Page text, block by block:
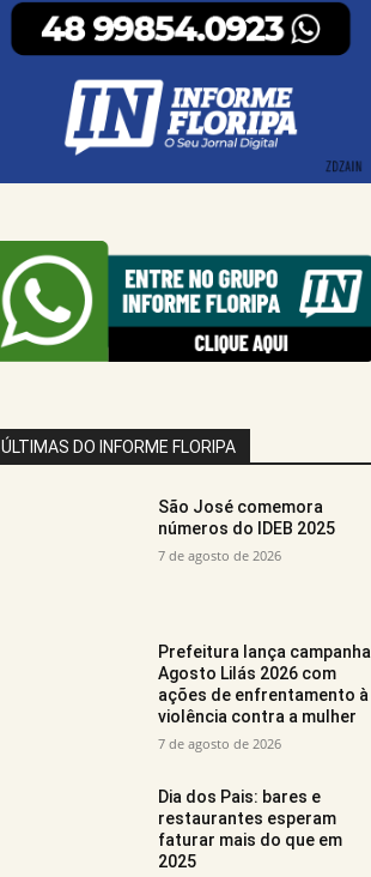
ÚLTIMAS DO INFORME FLORIPA
São José comemora
números do IDEB 2025
7 de agosto de 2026
Prefeitura lança campanha
Agosto Lilás 2026 com
ações de enfrentamento à
violência contra a mulher
7 de agosto de 2026
Dia dos Pais: bares e
restaurantes esperam
faturar mais do que em
2025